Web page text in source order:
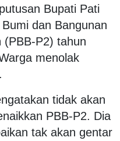
Bupati Pati
dan Bangunan
(PBB-P2) tahun
menolak
tidak akan
PBB-P2. Dia
tak akan gentar